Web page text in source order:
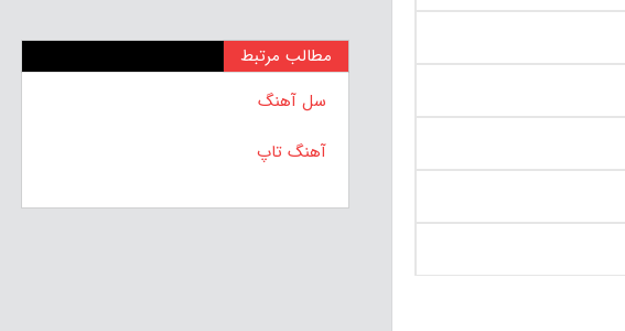
مطالب مرتبط
سل آهنگ
آهنگ تاپ